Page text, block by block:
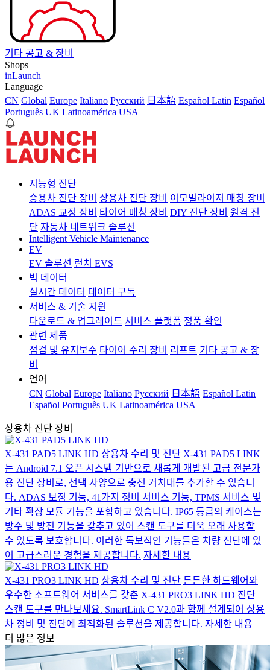
기타 공고 & 장비
Shops
inLaunch
Language
CN Global Europe Italiano Pусский 日本語 Español Latin Español
Português UK Latinoamérica USA
지능형 진단
승용차 진단 장비
상용차 진단 장비
이모빌라이저 매칭 장비
ADAS 교정 장비
타이어 매칭 장비 DIY 진단 장비 원격 진
단 자동차 네트워크 솔루션
Intelligent Vehicle Maintenance
EV
EV 솔루션 런치 EVS
빅 데이터
실시간 데이터 데이터 구독
서비스 & 기술 지원
다운로드 & 업그레이드 서비스 플랫폼 정품 확인
관련 제품
점검 및 유지보수 타이어 수리 장비 리프트 기타 공고 & 장
비
언어
CN Global Europe Italiano Pусский 日本語 Español Latin
Español Português UK Latinoamérica USA
상용차 진단 장비
X-431 PAD5 LINK HD 상용차 수리 및 진단 X-431 PAD5 LINK
는 Android 7.1 오픈 시스템 기반으로 새롭게 개발된 고급 전문가
용 진단 장비로, 선택 사양으로 충전 거치대를 추가할 수 있습니
다. ADAS 보정 기능, 41가지 정비 서비스 기능, TPMS 서비스 및
기타 확장 모듈 기능을 포함하고 있습니다. IP65 등급의 케이스는
방수 및 방진 기능을 갖추고 있어 스캔 도구를 더욱 오래 사용할
수 있도록 보호합니다. 이러한 독보적인 기능들은 차량 진단에 있
어 고급스러운 경험을 제공합니다. 자세한 내용
X-431 PRO3 LINK HD 상용차 수리 및 진단 튼튼한 하드웨어와
우수한 소프트웨어 서비스를 갖춘 X-431 PRO3 LINK HD 진단
스캔 도구를 만나보세요. SmartLink C V2.0과 함께 설계되어 상용
차 정비 및 진단에 최적화된 솔루션을 제공합니다. 자세한 내용
더 많은 정보